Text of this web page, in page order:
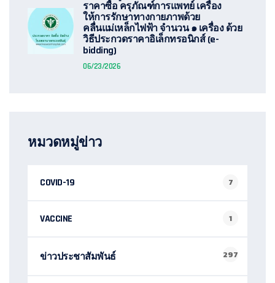
ราคาซื้อ ครุภัณฑ์การแพทย์ เครื่อง
ให้การรักษาทางกายภาพด้วย
คลื่นแม่เหล็กไฟฟ้า จำนวน ๑ เครื่อง ด้วย
วิธีประกวดราคาอิเล็กทรอนิกส์ (e-
bidding)
06/23/2026
หมวดหมู่ข่าว
COVID-19 7
VACCINE 1
ข่าวประชาสัมพันธ์ 297